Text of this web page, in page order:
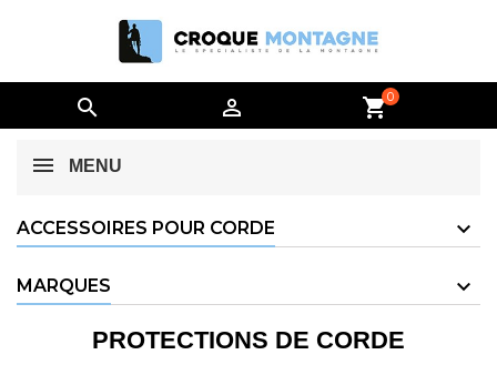
  shopping_cart0
MENU
ACCESSOIRES POUR CORDE
MARQUES
PROTECTIONS DE CORDE